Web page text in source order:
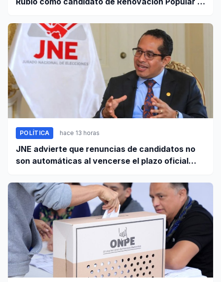
POLÍTICA hace 13 horas
JNE advierte que renuncias de candidatos no
son automáticas al vencerse el plazo oficial